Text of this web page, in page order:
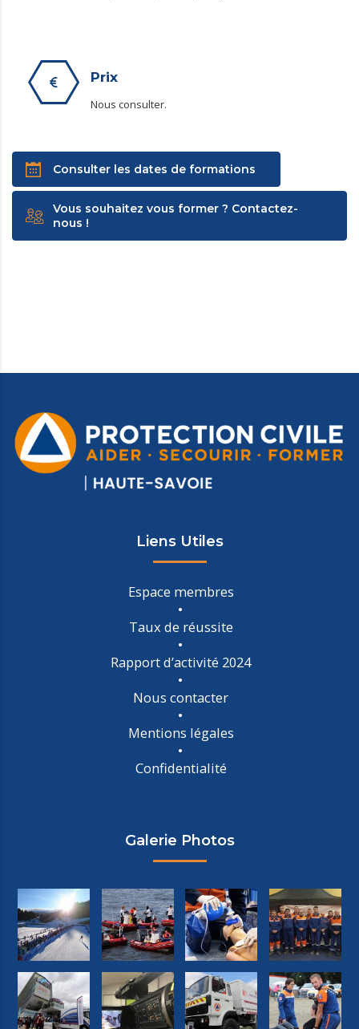
Prix
Nous consulter.
Consulter les dates de formations
Vous souhaitez vous former ? Contactez-
nous !
Liens Utiles
Espace membres
Taux de réussite
Rapport d’activité 2024
Nous contacter
Mentions légales
Confidentialité
Galerie Photos